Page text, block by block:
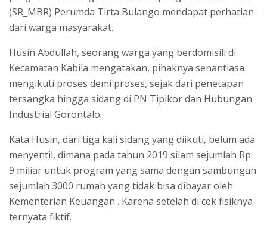
(SR_MBR) Perumda Tirta Bulango mendapat perhatian
dari warga masyarakat.
Husin Abdullah, seorang warga yang berdomisili di
Kecamatan Kabila mengatakan, pihaknya senantiasa
mengikuti proses demi proses, sejak dari penetapan
tersangka hingga sidang di PN Tipikor dan Hubungan
Industrial Gorontalo.
Kata Husin, dari tiga kali sidang yang diikuti, belum ada
menyentil, dimana pada tahun 2019 silam sejumlah Rp
9 miliar untuk program yang sama dengan sambungan
sejumlah 3000 rumah yang tidak bisa dibayar oleh
Kementerian Keuangan . Karena setelah di cek fisiknya
ternyata fiktif.